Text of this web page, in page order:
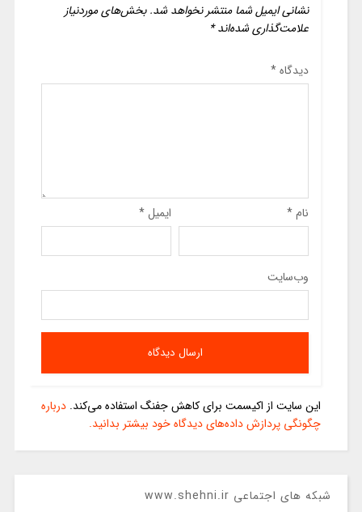
نشانی ایمیل شما منتشر نخواهد شد. بخش‌های موردنیاز
علامت‌گذاری شده‌اند*
دیدگاه*
نام* ایمیل*
وب‌سایت
این سایت از اکیسمت برای کاهش جفنگ استفاده می‌کند. درباره
چگونگی پردازش داده‌های دیدگاه خود بیشتر بدانید.
شبکه های اجتماعی www.shehni.ir